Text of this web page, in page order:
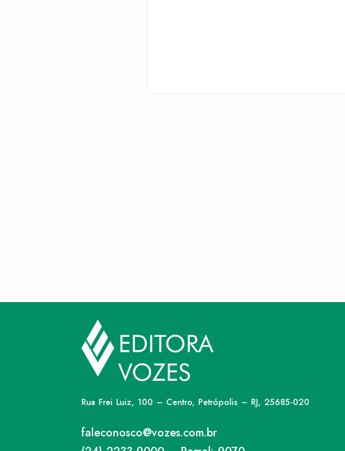
Rua Frei Luiz, 100 – Centro, Petrópolis – RJ, 25685-020
faleconosco@vozes.com.br